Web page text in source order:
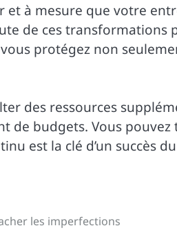
et à mesure que votre
de ces
protégez non
des ressources
de budgets. Vous pouvez
est la clé d’un succès
les imperfections